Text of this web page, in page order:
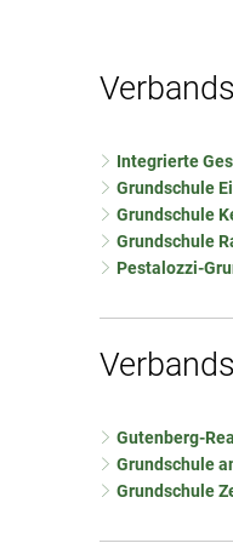
Integrierte
Grundschule
Grundschule
Grundschule
Pestalozzi-
Gutenberg-
Grundschule
Grundschule